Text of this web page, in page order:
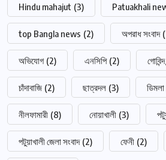
Hindu mahajut (3) Patuakhali
top Bangla news (2) অপরাধ সংবাদ
অভিযোগ (2) এনসিপি (2)
চাঁদাবাজি (2) ছাত্রদল (3) ডিমলা
নীলফামারী (8) নোয়াখালী (3)
পটুয়াখালী জেলা সংবাদ (2) ফেনী (2)